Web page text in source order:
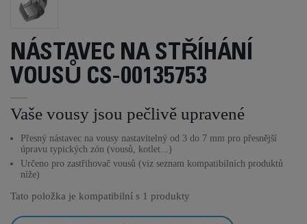
NÁSTAVEC NA STŘÍHÁNÍ
VOUSŮ CS-00135753
Vaše vousy jsou pečlivě upravené
Přesný nástavec na vousy nastavitelný od 3 do 7 mm pro přesnější
úpravu typických zón (vousů, kotlet...)
Určeno pro zastřihovač vousů (viz seznam kompatibilních produktů
níže)
Tato položka je kompatibilní s 1 produkty